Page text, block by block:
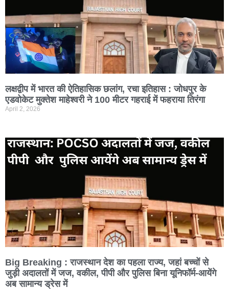
लक्षद्वीप में भारत की ऐतिहासिक छलांग, रचा इतिहास : जोधपुर के
एडवोकेट मुक्तेश माहेश्वरी ने 100 मीटर गहराई में फहराया तिरंगा
April 2, 2026
Big Breaking : राजस्थान देश का पहला राज्य, जहां बच्चों से
जुड़ी अदालतों में जज, वकील, पीपी और पुलिस बिना यूनिफॉर्म-आयेंगे
अब सामान्य ड्रेस में